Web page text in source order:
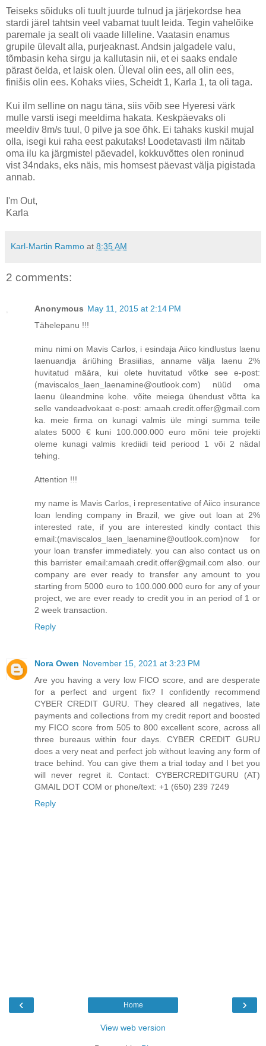
Teiseks sõiduks oli tuult juurde tulnud ja järjekordse hea
stardi järel tahtsin veel vabamat tuult leida. Tegin vahelõike
paremale ja sealt oli vaade lilleline. Vaatasin enamus
grupile ülevalt alla, purjeaknast. Andsin jalgadele valu,
tõmbasin keha sirgu ja kallutasin nii, et ei saaks endale
pärast öelda, et laisk olen. Üleval olin ees, all olin ees,
finišis olin ees. Kohaks viies, Scheidt 1, Karla 1, ta oli taga.
Kui ilm selline on nagu täna, siis võib see Hyeresi värk
mulle varsti isegi meeldima hakata. Keskpäevaks oli
meeldiv 8m/s tuul, 0 pilve ja soe õhk. Ei tahaks kuskil mujal
olla, isegi kui raha eest pakutaks! Loodetavasti ilm näitab
oma ilu ka järgmistel päevadel, kokkuvõttes olen roninud
vist 34ndaks, eks näis, mis homsest päevast välja pigistada
annab.
I'm Out,
Karla
Karl-Martin Rammo at 8:35 AM
2 comments:
Anonymous May 11, 2015 at 2:14 PM
Tähelepanu !!!
minu nimi on Mavis Carlos, i esindaja Aiico kindlustus laenu
laenuandja äriühing Brasiilias, anname välja laenu 2%
huvitatud määra, kui olete huvitatud võtke see e-post:
(maviscalos_laen_laenamine@outlook.com) nüüd oma
laenu üleandmine kohe. võite meiega ühendust võtta ka
selle vandeadvokaat e-post: amaah.credit.offer@gmail.com
ka. meie firma on kunagi valmis üle mingi summa teile
alates 5000 € kuni 100.000.000 euro mõni teie projekti
oleme kunagi valmis krediidi teid periood 1 või 2 nädal
tehing.
Attention !!!
my name is Mavis Carlos, i representative of Aiico insurance
loan lending company in Brazil, we give out loan at 2%
interested rate, if you are interested kindly contact this
email:(maviscalos_laen_laenamine@outlook.com)now for
your loan transfer immediately. you can also contact us on
this barrister email:amaah.credit.offer@gmail.com also. our
company are ever ready to transfer any amount to you
starting from 5000 euro to 100.000.000 euro for any of your
project, we are ever ready to credit you in an period of 1 or
2 week transaction.
Reply
Nora Owen November 15, 2021 at 3:23 PM
Are you having a very low FICO score, and are desperate
for a perfect and urgent fix? I confidently recommend
CYBER CREDIT GURU. They cleared all negatives, late
payments and collections from my credit report and boosted
my FICO score from 505 to 800 excellent score, across all
three bureaus within four days. CYBER CREDIT GURU
does a very neat and perfect job without leaving any form of
trace behind. You can give them a trial today and I bet you
will never regret it. Contact: CYBERCREDITGURU (AT)
GMAIL DOT COM or phone/text: +1 (650) 239 7249
Reply
‹ ›
Home
View web version